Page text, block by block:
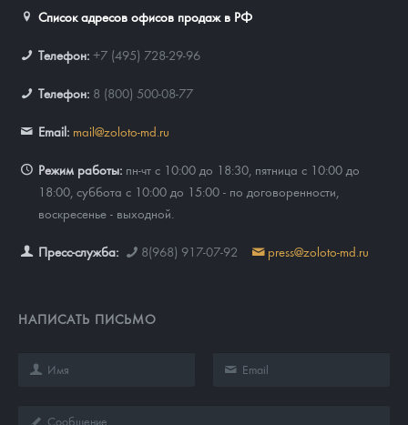
Список адресов офисов продаж в РФ
Телефон: +7 (495) 728-29-96
Телефон: 8 (800) 500-08-77
Email: mail@zoloto-md.ru
Режим работы: пн-чт с 10:00 до 18:30, пятница с 10:00 до
18:00, суббота с 10:00 до 15:00 - по договоренности,
воскресенье - выходной.
Пресс-служба: 8(968) 917-07-92 press@zoloto-md.ru
НАПИСАТЬ ПИСЬМО